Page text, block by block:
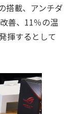
搭載、アンチダ
善、11％の温
揮するとして